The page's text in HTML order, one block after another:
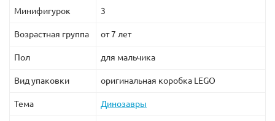
Минифигурок 3
Возрастная группа от 7 лет
Пол для мальчика
Вид упаковки оригинальная коробка LEGO
Тема Динозавры